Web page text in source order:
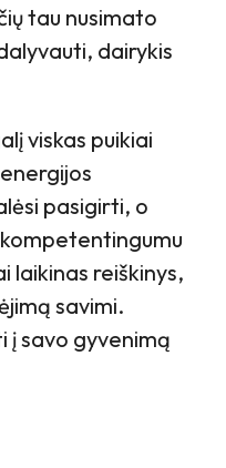
tau nusimato
dairykis
viskas puikiai
pasigirti, o
laikinas reiškinys,
savimi.
į savo gyvenimą